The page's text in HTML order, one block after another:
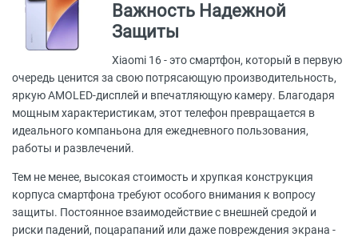
Важность Надежной
Защиты
Xiaomi 16 - это смартфон, который в первую
очередь ценится за свою потрясающую производительность,
яркую AMOLED-дисплей и впечатляющую камеру. Благодаря
мощным характеристикам, этот телефон превращается в
идеального компаньона для ежедневного пользования,
работы и развлечений.
Тем не менее, высокая стоимость и хрупкая конструкция
корпуса смартфона требуют особого внимания к вопросу
защиты. Постоянное взаимодействие с внешней средой и
риски падений, поцарапаний или даже повреждения экрана -